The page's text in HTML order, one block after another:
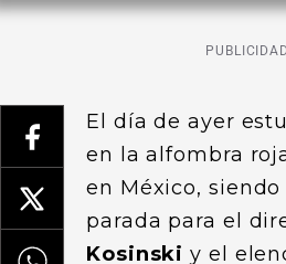
PUBLICIDAD
El día de ayer
en la alfombra
en México,
parada para el
Kosinskiy el